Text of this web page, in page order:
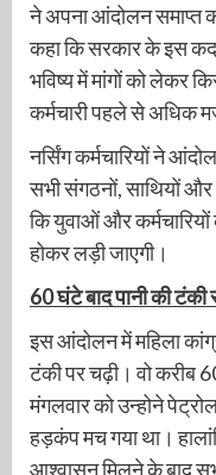
ने अपना आंदोलन समाप्त
कहा कि सरकार के इस
भविष्य में मांगों को लेकर
कर्मचारी पहले से अधिक
नर्सिंग कर्मचारियों ने
सभी संगठनों, साथियों
कि युवाओं और
होकर लड़ी जाएगी।
60 घंटे बाद पानी की टंकी
इस आंदोलन में महिला
टंकी पर चढ़ी। वो करीब
मंगलवार को उन्होने
हड़कंप मच गया था।
आश्वासन मिलने के बाद